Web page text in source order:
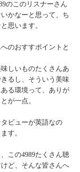
のこのリスナーさん
かなーと思って、ち
思います。
のおすすポイントと
しいものたくさんあ
るし、そういう美味
る環境って、ありが
が一点。
ビューが英語なの
す。
この4989たくさん聴
ど、そんな皆さんへ